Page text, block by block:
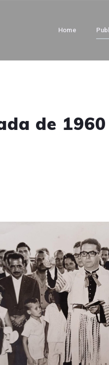
Home
de 1960